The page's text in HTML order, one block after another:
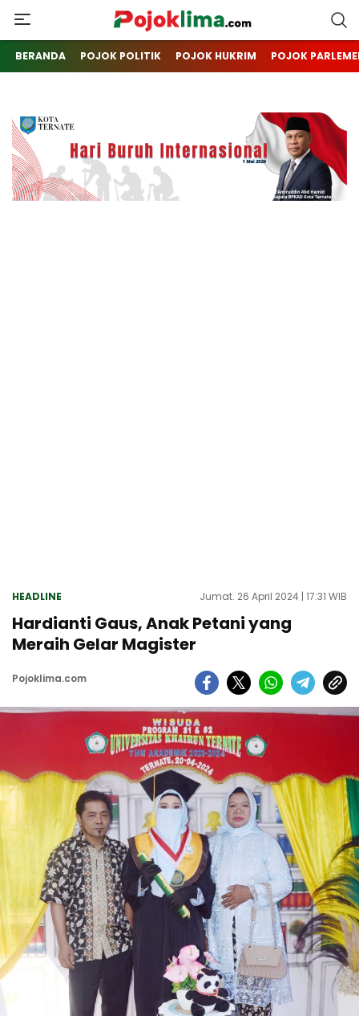
pojoklima.com
Mojokin
BERANDA POJOK POLITIK POJOK HUKRIM POJOK
HEADLINE Jumat. 26 April 2024 | 17:31 WIB
Hardianti Gaus, Anak Petani yang
Meraih Gelar Magister
Pojoklima.com